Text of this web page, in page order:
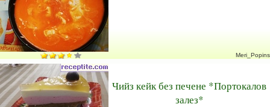
Meri_Popins
Чийз кейк без печене *Портокалов
залез*